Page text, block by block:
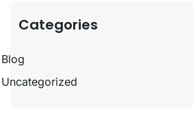
Categories
Blog
Uncategorized